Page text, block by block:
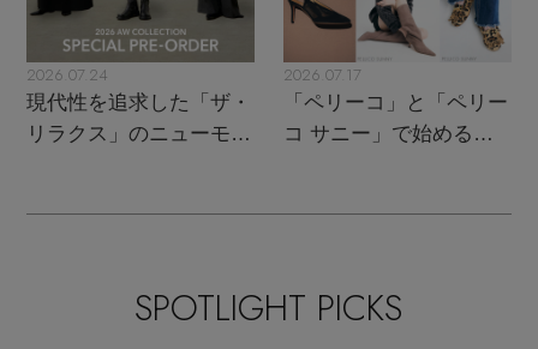
2026.07.24
現代性を追求した「ザ・
リラクス」のニューモダ
2026.07.17
「ペリーコ」と「ペリー
コ サニー」で始める秋
SPOTLIGHT PICKS